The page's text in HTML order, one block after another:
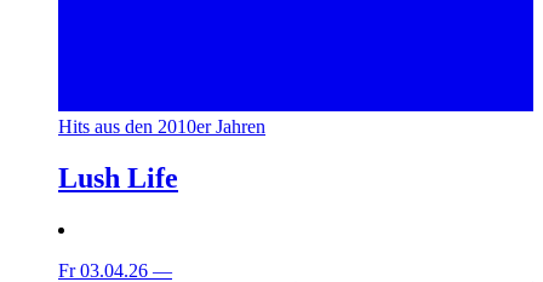
Hits aus den 2010er Jahren
Lush Life
Fr 03.04.26 —